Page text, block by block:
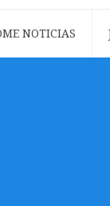
NOTICIAS